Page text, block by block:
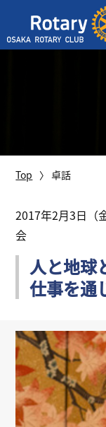
運営方針
歴史
特徴
理事・役員・委員
リンク
会員専用ページ
English
Top 卓話
2017年2月3日（
会
人と地球
仕事を通